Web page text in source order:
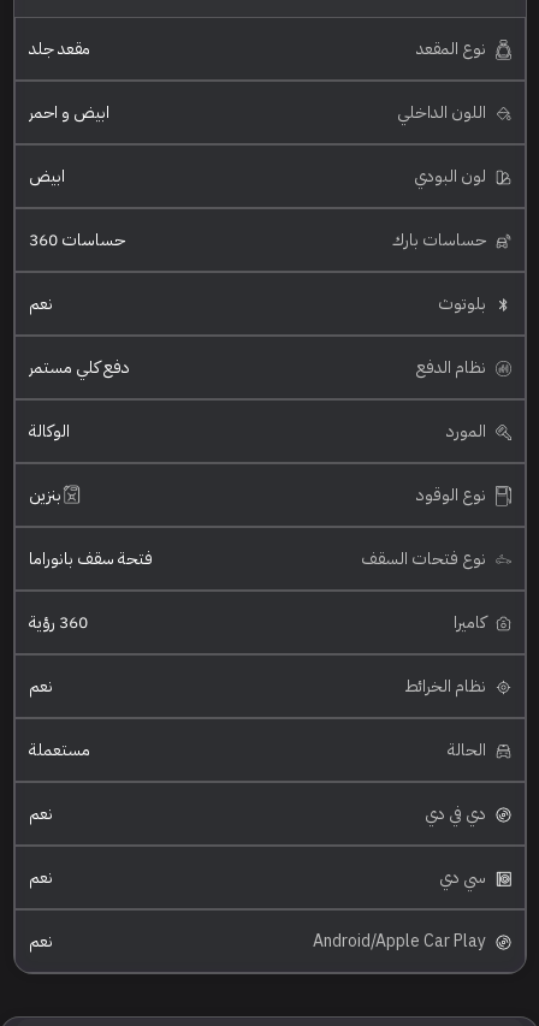
نوع المقعد مقعد جلد
اللون الداخلي ابيض و احمر
لون البودي ابيض
حساسات بارك حساسات 360
بلوتوث نعم
نظام الدفع دفع كلي مستمر
المورد الوكالة
نوع الوقود بنزين
نوع فتحات السقف فتحة سقف بانوراما
كاميرا 360 رؤية
نظام الخرائط نعم
الحالة مستعملة
دي في دي نعم
سي دي نعم
Android/Apple Car Play نعم